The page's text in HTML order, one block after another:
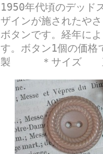
1950年代頃のデッド
ザインが施されたや
ボタンです。経年に
す。ボタン1個の
製 ＊サイズ